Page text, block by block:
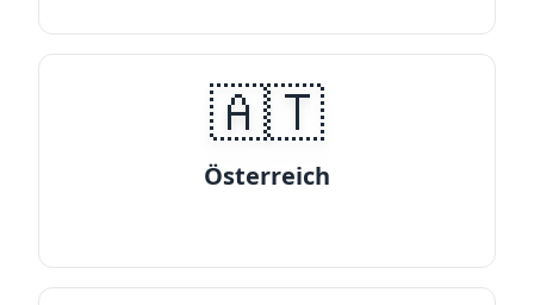
🇦🇹
Österreich